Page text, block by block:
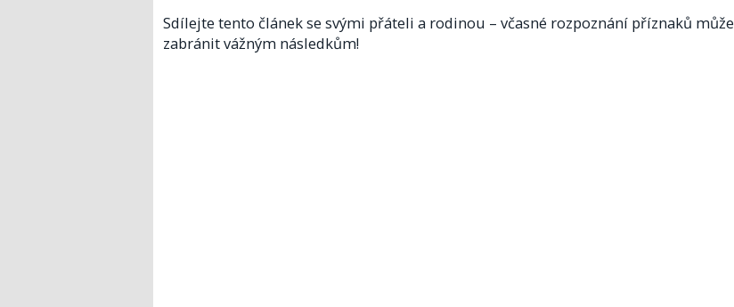
Sdílejte tento článek se svými přáteli a rodinou – včasné rozpoznání příznaků může
zabránit vážným následkům!